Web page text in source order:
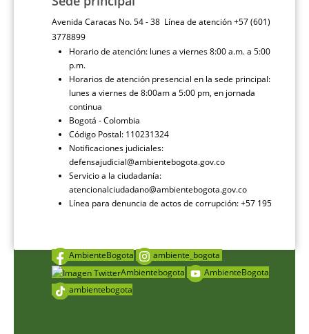
Avenida Caracas No. 54 - 38 Línea de atención +57 (601)
3778899
Horario de atención: lunes a viernes 8:00 a.m. a 5:00
p.m.
Horarios de atención presencial en la sede principal:
lunes a viernes de 8:00am a 5:00 pm, en jornada
continua
Bogotá - Colombia
Código Postal: 110231324
Notificaciones judiciales:
defensajudicial@ambientebogota.gov.co
Servicio a la ciudadanía:
atencionalciudadano@ambientebogota.gov.co
Línea para denuncia de actos de corrupción: +57 195
AmbienteBogota
ambiente_bogota
Ambientebogota
AmbienteBogota
ambientebogota